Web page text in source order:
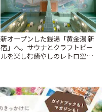
新オープンした銭湯「黄金湯 新
宿」へ。サウナとクラフトビー
ルを楽しむ癒やしのレトロ空間